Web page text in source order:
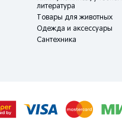
литература
Товары для животных
Одежда и аксессуары
Сантехника